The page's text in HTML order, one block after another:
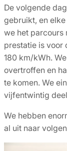
De volgende
gebruikt, en
we het parcours
prestatie is voor
180 km/kWh.
overtroffen en
te komen. We
vijfentwintig
We hebben
al uit naar